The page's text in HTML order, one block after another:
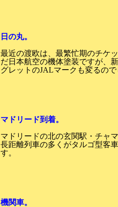
日の丸。
最近の渡欧は、最繁忙期のチケ
だ日本航空の機体塗装ですが、
グレットのJALマークも変るので
マドリード到着。
マドリードの北の玄関駅・チャ
長距離列車の多くがタルゴ型客
す。
機関車。